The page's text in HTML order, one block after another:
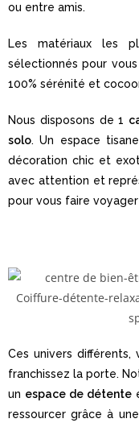
ou entre amis.
Les matériaux les
sélectionnés pour
100% sérénité et
Nous disposons de 1
solo. Un espace
décoration chic et
avec attention et
pour vous faire
Ces univers différents,
franchissez la porte.
un espace de détente
ressourcer grâce à